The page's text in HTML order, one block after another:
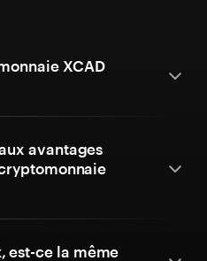
XCAD
avantages
est-ce la même